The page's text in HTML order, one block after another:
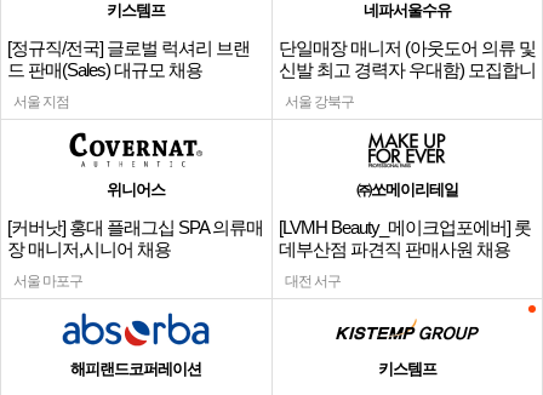
키스템프
[정규직/전국] 글로벌 럭셔리 브랜
드 판매(Sales) 대규모 채용
서울 지점
네파서울수유
단일매장 매니저 (아웃도어 의류 및
신발 최고 경력자 우대함) 모집합니
다.
서울 강북구
위니어스
[커버낫] 홍대 플래그십 SPA 의류매
장 매니저,시니어 채용
서울 마포구
㈜쏘메이리테일
[LVMH Beauty_메이크업포에버] 롯
데부산점 파견직 판매사원 채용
대전 서구
해피랜드코퍼레이션 키스템프